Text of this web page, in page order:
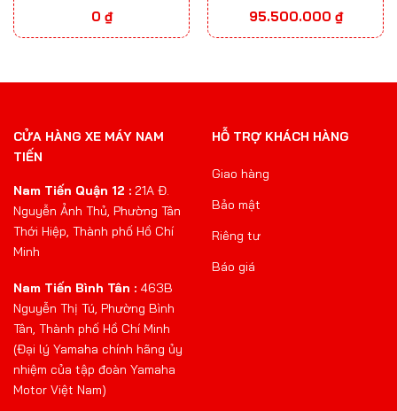
0 ₫ 95.500.000 ₫
CỬA HÀNG XE MÁY NAM
TIẾN
Nam Tiến Quận 12 : 21A Đ.
Nguyễn Ảnh Thủ, Phường Tân
Thới Hiệp, Thành phố Hồ Chí
Minh
Nam Tiến Bình Tân : 463B
Nguyễn Thị Tú, Phường Bình
Tân, Thành phố Hồ Chí Minh
(Đại lý Yamaha chính hãng ủy
nhiệm của tập đoàn Yamaha
Motor Việt Nam)
HỖ TRỢ KHÁCH HÀNG
Giao hàng
Bảo mật
Riêng tư
Báo giá